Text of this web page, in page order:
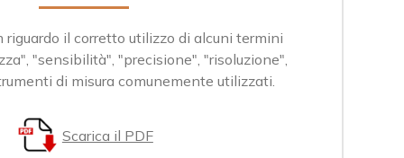
riguardo il corretto utilizzo di alcuni termini
"sensibilità", "precisione", "risoluzione",
di misura comunemente utilizzati.
Scarica il PDF